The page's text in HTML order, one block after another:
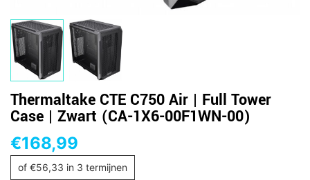
Thermaltake CTE C750 Air | Full Tower
Case | Zwart (CA-1X6-00F1WN-00)
€168,99
of €56,33 in 3 termijnen